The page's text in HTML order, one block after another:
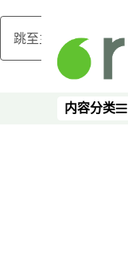
跳至主内容
内容分类
内容分类